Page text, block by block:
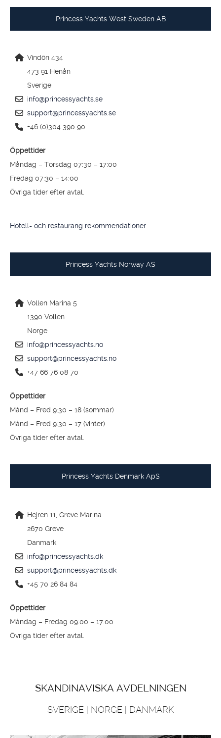
Princess Yachts West Sweden AB
Vindön 434
473 91 Henån
Sverige
info@princessyachts.se
support@princessyachts.se
+46 (0)304 390 90
Öppettider
Måndag – Torsdag 07:30 – 17:00
Fredag 07:30 – 14:00
Övriga tider efter avtal.
Hotell- och restaurang rekommendationer
Princess Yachts Norway AS
Vollen Marina 5
1390 Vollen
Norge
info@princessyachts.no
support@princessyachts.no
+47 66 76 08 70
Öppettider
Månd – Fred 9:30 – 18 (sommar)
Månd – Fred 9:30 – 17 (vinter)
Övriga tider efter avtal.
Princess Yachts Denmark ApS
Hejren 11, Greve Marina
2670 Greve
Danmark
info@princessyachts.dk
support@princessyachts.dk
+45 70 26 84 84
Öppettider
Måndag – Fredag 09:00 – 17:00
Övriga tider efter avtal.
SKANDINAVISKA AVDELNINGEN
SVERIGE | NORGE | DANMARK